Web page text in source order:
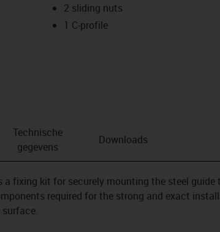
2 sliding nuts
1 C-profile
Technische
gegevens
Downloads
a fixing kit for securely mounting the steel guide
required for the strong and exact